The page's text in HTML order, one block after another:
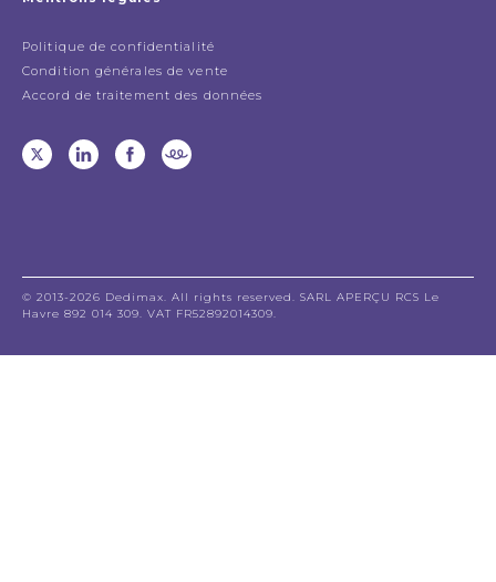
Politique de confidentialité
Condition générales de vente
Accord de traitement des données
© 2013-2026 Dedimax. All rights reserved. SARL APERÇU RCS Le
Havre 892 014 309. VAT FR52892014309.